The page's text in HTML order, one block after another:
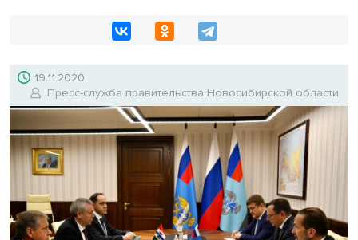
19.11.2020
Пресс-служба правительства Новосибирской области